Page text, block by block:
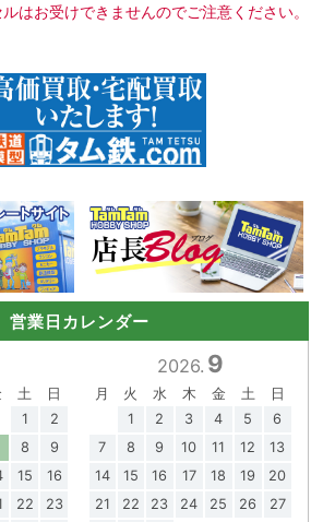
はお受けできませんのでご注意ください。
営業日カレンダー
土
日
1
2
8
9
15
16
22
23
2026. 9
月 火 水 木 金 土
日
1
2 3 4 5
6
7
8 9 10 11 12
13
14
15 16 17 18 19
20
21
22 23 24 25 26
27